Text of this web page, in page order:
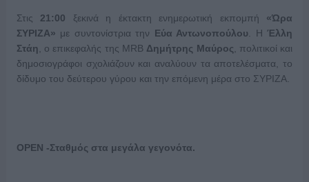
Στις 21:00 ξεκινά η έκτακτη ενημερωτική εκπομπή «Ώρα
ΣΥΡΙΖΑ» με συντονίστρια την Εύα Αντωνοπούλου . ΗΈλλη
Στάη , ο επικεφαλής της MRB Δημήτρης Μαύρος , πολιτικοί και
δημοσιογράφοι σχολιάζουν και αναλύουν τα αποτελέσματα, το
δίδυμο του δεύτερου γύρου και την επόμενη μέρα στο ΣΥΡΙΖΑ.
OPEN -Σταθμός στα μεγάλα γεγονότα.